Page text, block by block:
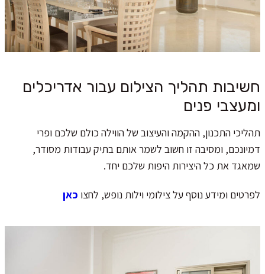
חשיבות תהליך הצילום עבור אדריכלים
ומעצבי פנים
תהליכי התכנון, ההקמה והעיצוב של הווילה כולם שלכם ופרי
דמיונכם, ומסיבה זו חשוב לשמר אותם בתיק עבודות מסודר,
שמאגד את כל היצירות היפות שלכם יחד.
לפרטים ומידע נוסף על צילומי וילות נופש, לחצו כאן